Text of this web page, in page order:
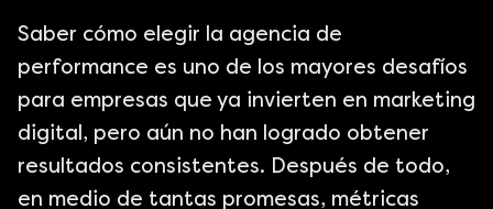
Saber cómo elegir la agencia de
performance es uno de los mayores desafíos
para empresas que ya invierten en marketing
digital, pero aún no han logrado obtener
resultados consistentes. Después de todo,
en medio de tantas promesas, métricas